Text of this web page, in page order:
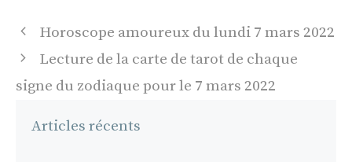
Navigation
des
Horoscope amoureux du lundi 7 mars 2022
Lecture de la carte de tarot de chaque
signe du zodiaque pour le 7 mars 2022
Articles récents